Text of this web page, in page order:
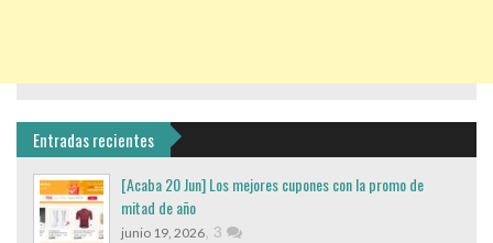
Entradas recientes
[Acaba 20 Jun] Los mejores cupones con la promo de
mitad de año
junio 19, 2026, 3